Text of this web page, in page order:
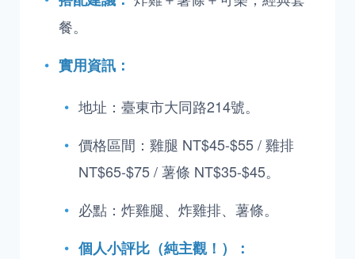
餐。
實用資訊：
地址：臺東市大同路214號。
價格區間：雞腿 NT$45-$55 / 雞排
NT$65-$75 / 薯條 NT$35-$45。
必點：炸雞腿、炸雞排、薯條。
個人小評比（純主觀！）：